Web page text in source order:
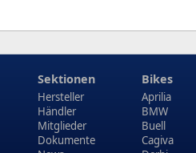
Sektionen
Hersteller
Händler
Mitglieder
Dokumente
Bikes
Aprilia
BMW
Buell
Cagiva